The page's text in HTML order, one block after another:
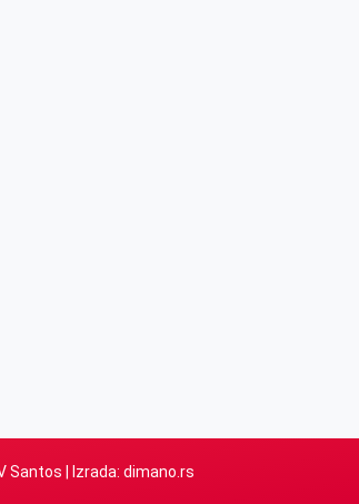
Santos | Izrada: dimano.rs